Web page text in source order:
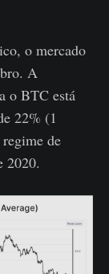
o mercado
A
o BTC está
22% (1
de
2020.